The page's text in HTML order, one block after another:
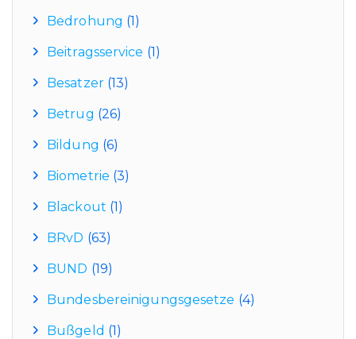
Bedrohung (1)
Beitragsservice (1)
Besatzer(13)
Betrug (26)
Bildung (6)
Biometrie (3)
Blackout (1)
BRvD (63)
BUND (19)
Bundesbereinigungsgesetze (4)
Bußgeld (1)